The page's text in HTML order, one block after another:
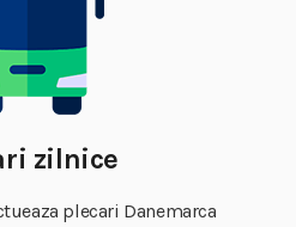
zilnice
plecari Danemarca